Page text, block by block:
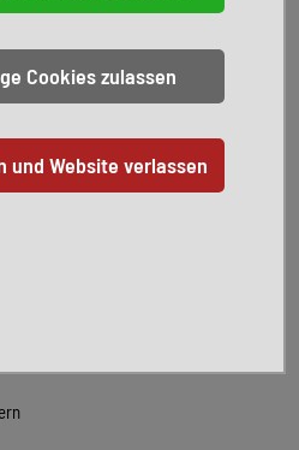
mitte
Licht
Wireless (Apple CarPlay, Android